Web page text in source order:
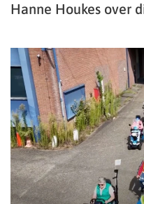
Hanne Houkes over